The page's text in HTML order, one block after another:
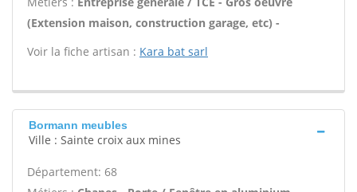
(Extension maison, construction garage, etc) -
Voir la fiche artisan : Kara bat sarl
Bormann meubles
Ville : Sainte croix aux mines
Département: 68